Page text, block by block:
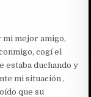
mi mejor amigo,
cogí el
estaba duchando y
mi situación ,
que su